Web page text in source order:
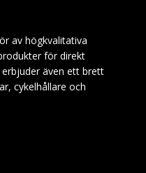
av högkvalitativa
för direkt
även ett brett
cykelhållare och